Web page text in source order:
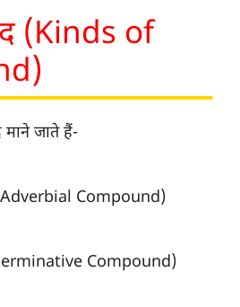
(Kinds of
जाते हैं-
Compound)
Compound)